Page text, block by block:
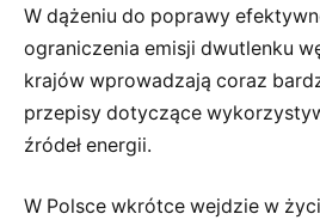
W dążeniu do poprawy
ograniczenia emisji dwutlenku
krajów wprowadzają coraz
przepisy dotyczące
źródeł energii.
W Polsce wkrótce wejdzie w